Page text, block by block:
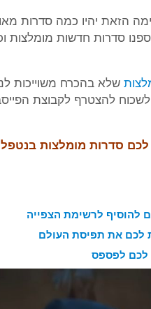
הזאת יהיו כמה סדרות
סדרות חדשות מומלצות
שלא בהכרח משוייכות
סדרות מומלצות